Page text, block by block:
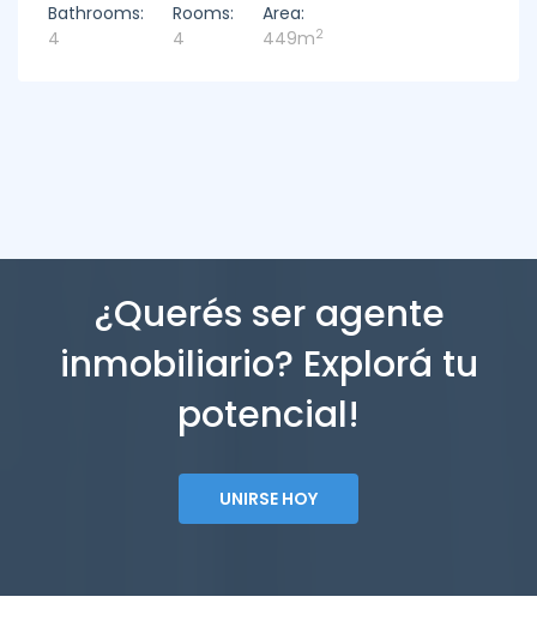
Bathrooms:
4
Rooms:
4
Area:
449m2
¿Querés ser agente
inmobiliario? Explorá tu
potencial!
UNIRSE HOY